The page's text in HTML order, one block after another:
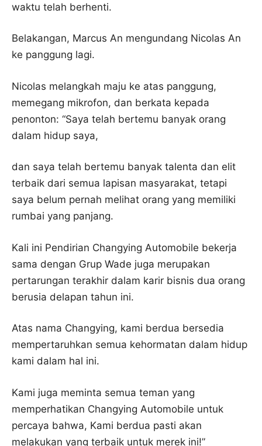
waktu telah berhenti.
Belakangan, Marcus An mengundang Nicolas An
ke panggung lagi.
Nicolas melangkah maju ke atas panggung,
memegang mikrofon, dan berkata kepada
penonton: “Saya telah bertemu banyak orang
dalam hidup saya,
dan saya telah bertemu banyak talenta dan elit
terbaik dari semua lapisan masyarakat, tetapi
saya belum pernah melihat orang yang memiliki
rumbai yang panjang.
Kali ini Pendirian Changying Automobile bekerja
sama dengan Grup Wade juga merupakan
pertarungan terakhir dalam karir bisnis dua orang
berusia delapan tahun ini.
Atas nama Changying, kami berdua bersedia
mempertaruhkan semua kehormatan dalam hidup
kami dalam hal ini.
Kami juga meminta semua teman yang
memperhatikan Changying Automobile untuk
percaya bahwa, Kami berdua pasti akan
melakukan yang terbaik untuk merek ini!”